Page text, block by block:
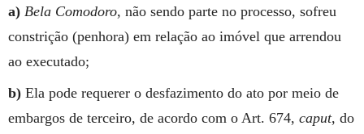
a) Bela Comodoro, não sendo parte no processo, sofreu
constrição (penhora) em relação ao imóvel que arrendou
ao executado;
b) Ela pode requerer o desfazimento do ato por meio de
embargos de terceiro, de acordo com o Art. 674, caput, do